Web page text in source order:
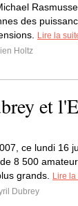
des
Lire la
Holtz
et
ce lundi 16
8 500
grands.
Lire la
Dubrey